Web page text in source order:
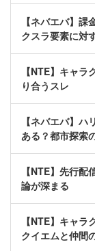
【ネバエバ】
クスラ要素に対
【NTE】キャ
り合うスレ
【ネバエバ】
ある？都市探索
【NTE】先行
論が深まる
【NTE】キャ
クイエムと仲間